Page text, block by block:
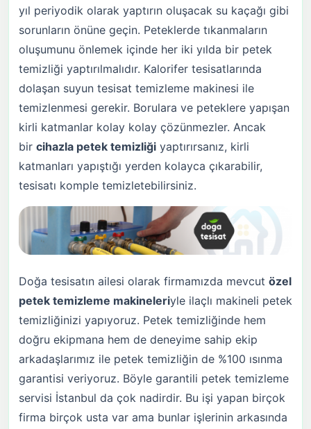
yıl periyodik olarak yaptırın oluşacak su kaçağı gibi
sorunların önüne geçin. Peteklerde tıkanmaların
oluşumunu önlemek içinde her iki yılda bir petek
temizliği yaptırılmalıdır. Kalorifer tesisatlarında
dolaşan suyun tesisat temizleme makinesi ile
temizlenmesi gerekir. Borulara ve peteklere yapışan
kirli katmanlar kolay kolay çözünmezler. Ancak
bir cihazla petek temizliği yaptırırsanız, kirli
katmanları yapıştığı yerden kolayca çıkarabilir,
tesisatı komple temizletebilirsiniz.
Doğa tesisatın ailesi olarak firmamızda mevcut özel
petek temizleme makineleriyle ilaçlı makineli petek
temizliğinizi yapıyoruz. Petek temizliğinde hem
doğru ekipmana hem de deneyime sahip ekip
arkadaşlarımız ile petek temizliğin de %100 ısınma
garantisi veriyoruz. Böyle garantili petek temizleme
servisi İstanbul da çok nadirdir. Bu işi yapan birçok
firma birçok usta var ama bunlar işlerinin arkasında